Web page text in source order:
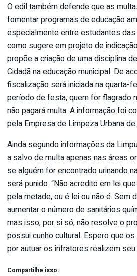
O edil também defende que as
fomentar programas de educação
especialmente entre estudantes
como sugere em projeto de
propõe a criação de uma disciplina
Cidadã na educação municipal. De
fiscalização será iniciada na quarta-
período de festa, quem for flagrado
não pagará multa. A informação foi
pela Empresa de Limpeza Urbana
Ainda segundo informações da
a salvo de multa apenas nas áreas
se alguém for encontrado urinando
será punido. “Não acredito em lei
pela metade, ou é lei ou não é. Sem
aumentar o número de sanitários
mas isso, por si só, não resolve o
possui cunho cultural. Espero que
por autuar os infratores realizem
Compartilhe isso: